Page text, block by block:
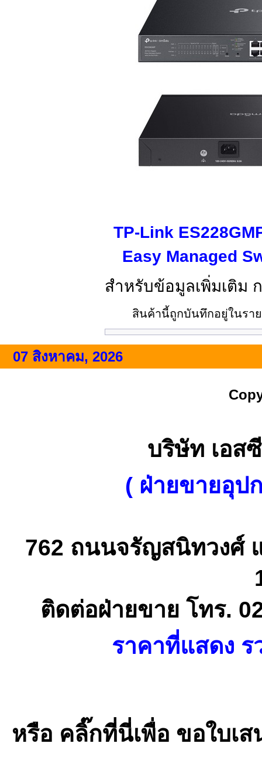
TP-Link
Easy Managed
สำหรับข้อมูลเพิ่มเติม
สินค้านี้ถูกบันทึกอยู่ในรา
07 สิงหาคม, 2026
บริษัท เอส
( ฝ่ายขายอุป
762 ถนนจรัญสนิทวงศ์
ติดต่อฝ่ายขาย โทร.
ราคาที่แสดง
หรือ คลิ๊กที่นี่เพื่อ ขอใบเ